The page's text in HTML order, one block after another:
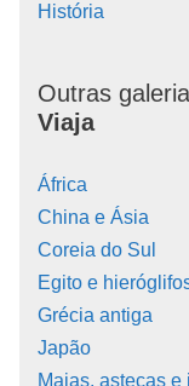
História
Outras
Viaja
África
China e Ásia
Coreia do Sul
Egito e
Grécia antiga
Japão
Maias, astecas e